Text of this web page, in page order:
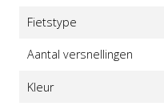
Fietstype
Aantal versnellingen
Kleur